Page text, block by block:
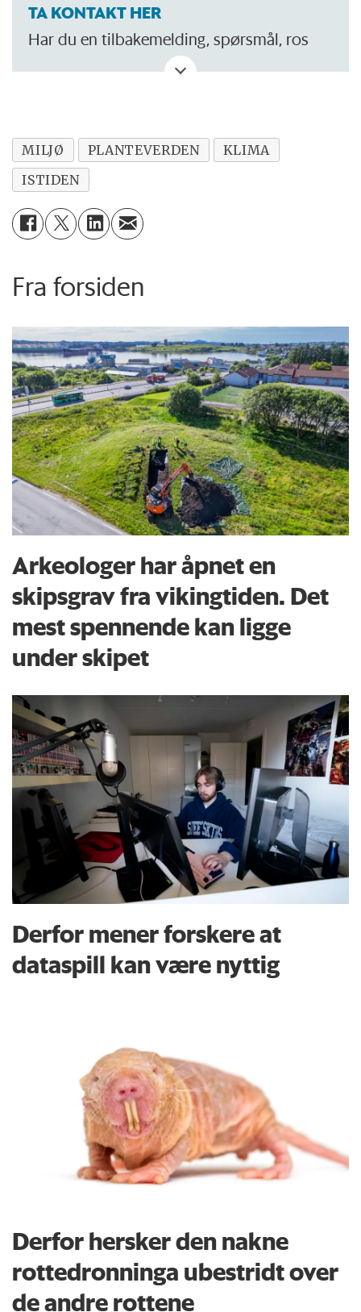
TA KONTAKT HER
Har du en tilbakemelding, spørsmål, ros
eller kritikk? Eller tips om noe vi bør skrive
MILJØ PLANTEVERDEN
KLIMA
ISTIDEN
Fra forsiden
Arkeologer har åpnet en
skipsgrav fra vikingtiden. Det
mest spennende kan ligge
under skipet
Derfor mener forskere at
dataspill kan være nyttig
Derfor hersker den nakne
rottedronninga ubestridt over
de andre rottene